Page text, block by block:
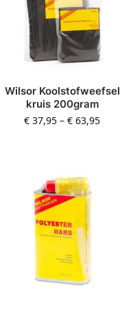
Wilsor Koolstofweefsel
kruis 200gram
€ 37,95 –€ 63,95